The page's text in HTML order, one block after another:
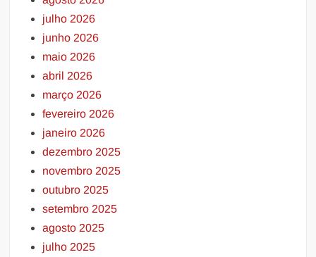
julho 2026
junho 2026
maio 2026
abril 2026
março 2026
fevereiro 2026
janeiro 2026
dezembro 2025
novembro 2025
outubro 2025
setembro 2025
agosto 2025
julho 2025